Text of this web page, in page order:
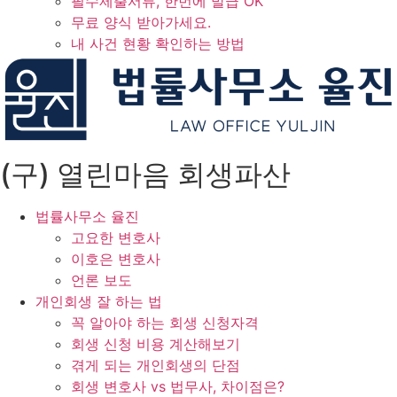
무료 양식 받아가세요.
내 사건 현황 확인하는 방법
(구) 열린마음 회생파산
법률사무소 율진
고요한 변호사
이호은 변호사
언론 보도
개인회생 잘 하는 법
꼭 알아야 하는 회생 신청자격
회생 신청 비용 계산해보기
겪게 되는 개인회생의 단점
회생 변호사 vs 법무사, 차이점은?